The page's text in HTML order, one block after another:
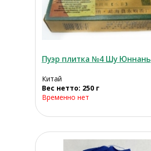
Пуэр плитка №4 Шу Юннань
Китай
Вес нетто: 250 г
Временно нет